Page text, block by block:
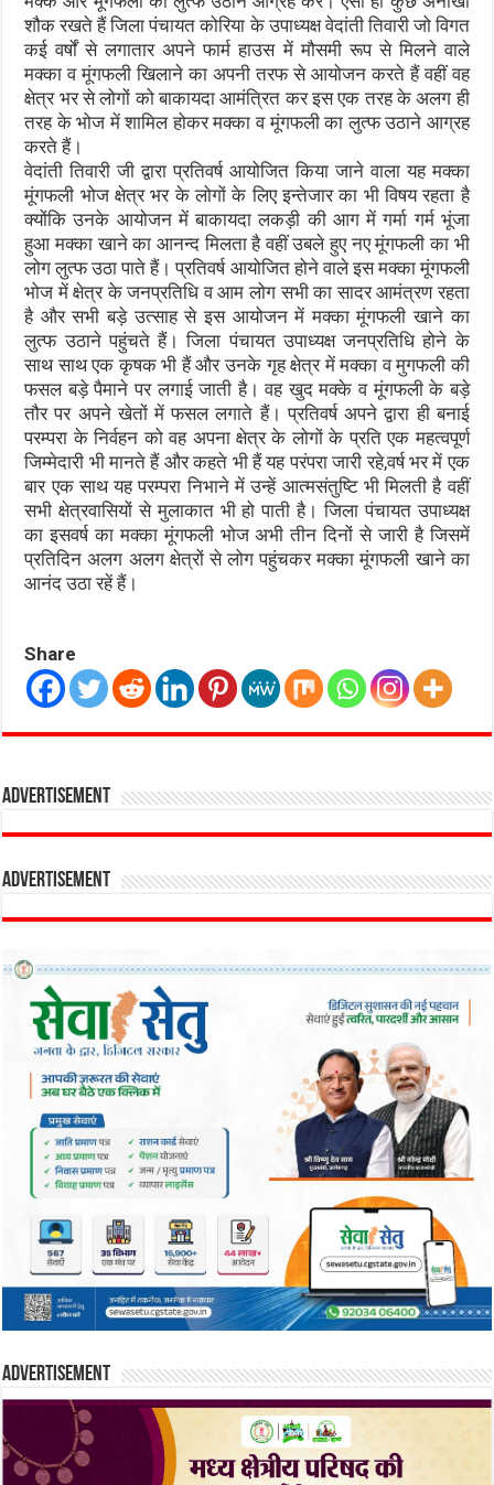
शौक रखते हैं जिला पंचायत कोरिया के उपाध्यक्ष वेदांती तिवारी जो विगत
कई वर्षों से लगातार अपने फार्म हाउस में मौसमी रूप से मिलने वाले
मक्का व मूंगफली खिलाने का अपनी तरफ से आयोजन करते हैं वहीं वह
क्षेत्र भर से लोगों को बाकायदा आमंत्रित कर इस एक तरह के अलग ही
तरह के भोज में शामिल होकर मक्का व मूंगफली का लुत्फ उठाने आग्रह
करते हैं।
वेदांती तिवारी जी द्वारा प्रतिवर्ष आयोजित किया जाने वाला यह मक्का
मूंगफली भोज क्षेत्र भर के लोगों के लिए इन्तेजार का भी विषय रहता है
क्योंकि उनके आयोजन में बाकायदा लकड़ी की आग में गर्मा गर्म भूंजा
हुआ मक्का खाने का आनन्द मिलता है वहीं उबले हुए नए मूंगफली का भी
लोग लुत्फ उठा पाते हैं। प्रतिवर्ष आयोजित होने वाले इस मक्का मूंगफली
भोज में क्षेत्र के जनप्रतिधि व आम लोग सभी का सादर आमंत्रण रहता
है और सभी बड़े उत्साह से इस आयोजन में मक्का मूंगफली खाने का
लुत्फ उठाने पहुंचते हैं। जिला पंचायत उपाध्यक्ष जनप्रतिधि होने के
साथ साथ एक कृषक भी हैं और उनके गृह क्षेत्र में मक्का व मुगफली की
फसल बड़े पैमाने पर लगाई जाती है। वह खुद मक्के व मूंगफली के बड़े
तौर पर अपने खेतों में फसल लगाते हैं। प्रतिवर्ष अपने द्वारा ही बनाई
परम्परा के निर्वहन को वह अपना क्षेत्र के लोगों के प्रति एक महत्वपूर्ण
जिम्मेदारी भी मानते हैं और कहते भी हैं यह परंपरा जारी रहे,वर्ष भर में एक
बार एक साथ यह परम्परा निभाने में उन्हें आत्मसंतुष्टि भी मिलती है वहीं
सभी क्षेत्रवासियों से मुलाकात भी हो पाती है। जिला पंचायत उपाध्यक्ष
का इसवर्ष का मक्का मूंगफली भोज अभी तीन दिनों से जारी है जिसमें
प्रतिदिन अलग अलग क्षेत्रों से लोग पहुंचकर मक्का मूंगफली खाने का
आनंद उठा रहें हैं।
Share
Advertisement
Advertisement
Advertisement